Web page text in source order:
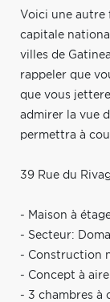
Voici une autre
capitale
villes de
rappeler que
que vous
admirer la vue
permettra à
39 Rue du
- Maison à
- Secteur:
- Construction
- Concept à
- 3 chambres à